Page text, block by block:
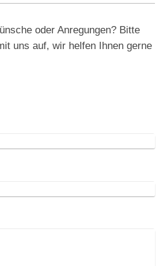
oder Anregungen? Bitte
uns auf, wir helfen Ihnen gerne